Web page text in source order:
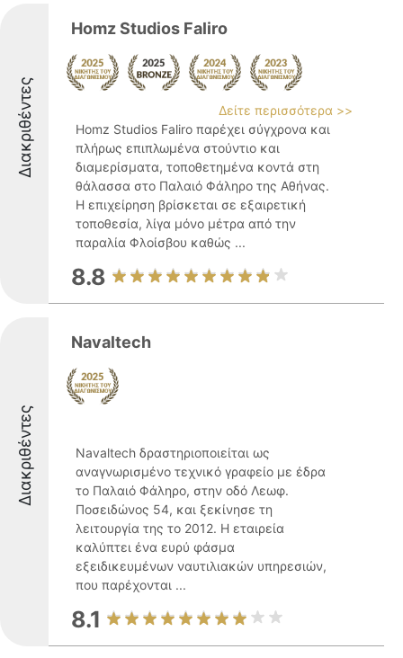
Διακριθέντες
Homz Studios Faliro
Δείτε περισσότερα >>
Homz Studios Faliro παρέχει σύγχρονα και
πλήρως επιπλωμένα στούντιο και
διαμερίσματα, τοποθετημένα κοντά στη
θάλασσα στο Παλαιό Φάληρο της Αθήνας.
Η επιχείρηση βρίσκεται σε εξαιρετική
τοποθεσία, λίγα μόνο μέτρα από την
παραλία Φλοίσβου καθώς ...
8.8
Διακριθέντες
Navaltech
Navaltech δραστηριοποιείται ως
αναγνωρισμένο τεχνικό γραφείο με έδρα
το Παλαιό Φάληρο, στην οδό Λεωφ.
Ποσειδώνος 54, και ξεκίνησε τη
λειτουργία της το 2012. Η εταιρεία
καλύπτει ένα ευρύ φάσμα
εξειδικευμένων ναυτιλιακών υπηρεσιών,
που παρέχονται ...
8.1